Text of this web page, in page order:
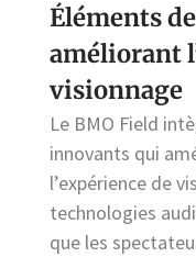
Éléments
améliorant
visionnage
Le BMO Field
innovants qui
l’expérience de
technologies
que les